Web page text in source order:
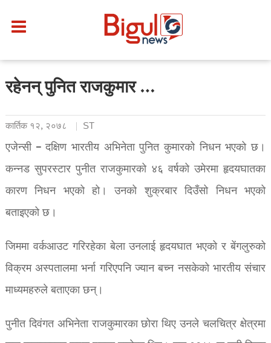
रहेनन् पुनित राजकुमार …
कार्तिक १२, २०७८ ST
एजेन्सी – दक्षिण भारतीय अभिनेता पुनित कुमारको निधन भएको छ।
कन्नड सुपरस्टार पुनीत राजकुमारको ४६ वर्षको उमेरमा हृदयघातका
कारण निधन भएको हो। उनको शुक्रबार दिउँसो निधन भएको
बताइएको छ।
जिममा वर्कआउट गरिरहेका बेला उनलाई हृदयघात भएको र बेंगलुरुको
विक्रम अस्पतालमा भर्ना गरिएपनि ज्यान बच्न नसकेको भारतीय संचार
माध्यमहरुले बताएका छन्।
पुनीत दिवंगत अभिनेता राजकुमारका छोरा थिए उनले चलचित्र क्षेत्रमा